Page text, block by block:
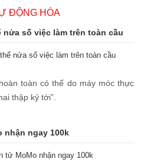
ĐỘNG HÓA
số việc làm trên toàn cầu
toàn có thể do máy móc thực
thập kỷ tới”.
nhận ngay 100k